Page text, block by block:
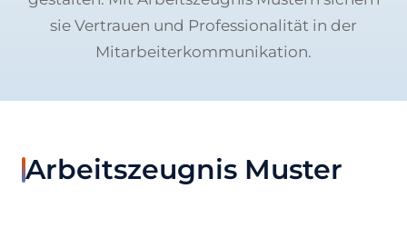
sie Vertrauen und Professionalität in der
Mitarbeiterkommunikation.
Arbeitszeugnis Muster